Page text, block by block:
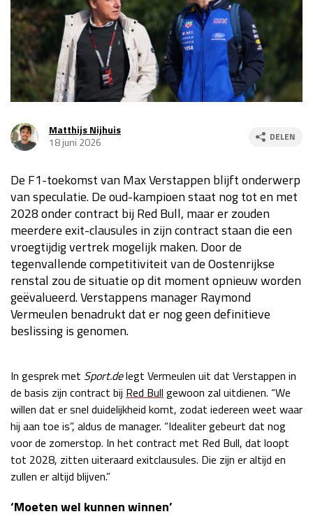
Kwalificatie
vr 14:00 - 15:00
Race
za 13:00 - 15:00
Race
zo 14:00 - 16:00
GP VERENIGDE STATEN 2026 23 - 25 okt
Race
zo 21:00 - 23:00
GP MEXICO 2026 30 okt - 01 nov
Kwalificatie
GP SÃO PAULO 2026 06 - 08 nov
Kwalificatie
za 19:00 - 20:00
Race
zo 18:00 - 20:00
LAS VEGAS GRAND PRIX 2026 20 - 22 nov
Kwalificatie
za 05:00 - 06:00
Race
zo 05:00 - 07:00
GP ABU DHABI 2026 04 - 06 dec
Kwalificatie
za 15:00 - 16:00
Race
zo 14:00 - 16:00
Matthijs Nijhuis
18 juni 2026
DELEN
De F1-toekomst van Max Verstappen blijft onderwerp
van speculatie. De oud-kampioen staat nog tot en met
2028 onder contract bij Red Bull, maar er zouden
meerdere exit-clausules in zijn contract staan die een
vroegtijdig vertrek mogelijk maken. Door de
tegenvallende competitiviteit van de Oostenrijkse
renstal zou de situatie op dit moment opnieuw worden
geëvalueerd. Verstappens manager Raymond
Vermeulen benadrukt dat er nog geen definitieve
beslissing is genomen.
In gesprek met Sport.delegt Vermeulen uit dat Verstappen in
de basis zijn contract bij Red Bull gewoon zal uitdienen. “We
willen dat er snel duidelijkheid komt, zodat iedereen weet waar
hij aan toe is”, aldus de manager. “Idealiter gebeurt dat nog
voor de zomerstop. In het contract met Red Bull, dat loopt
tot 2028, zitten uiteraard exitclausules. Die zijn er altijd en
zullen er altijd blijven.”
‘Moeten wel kunnen winnen’